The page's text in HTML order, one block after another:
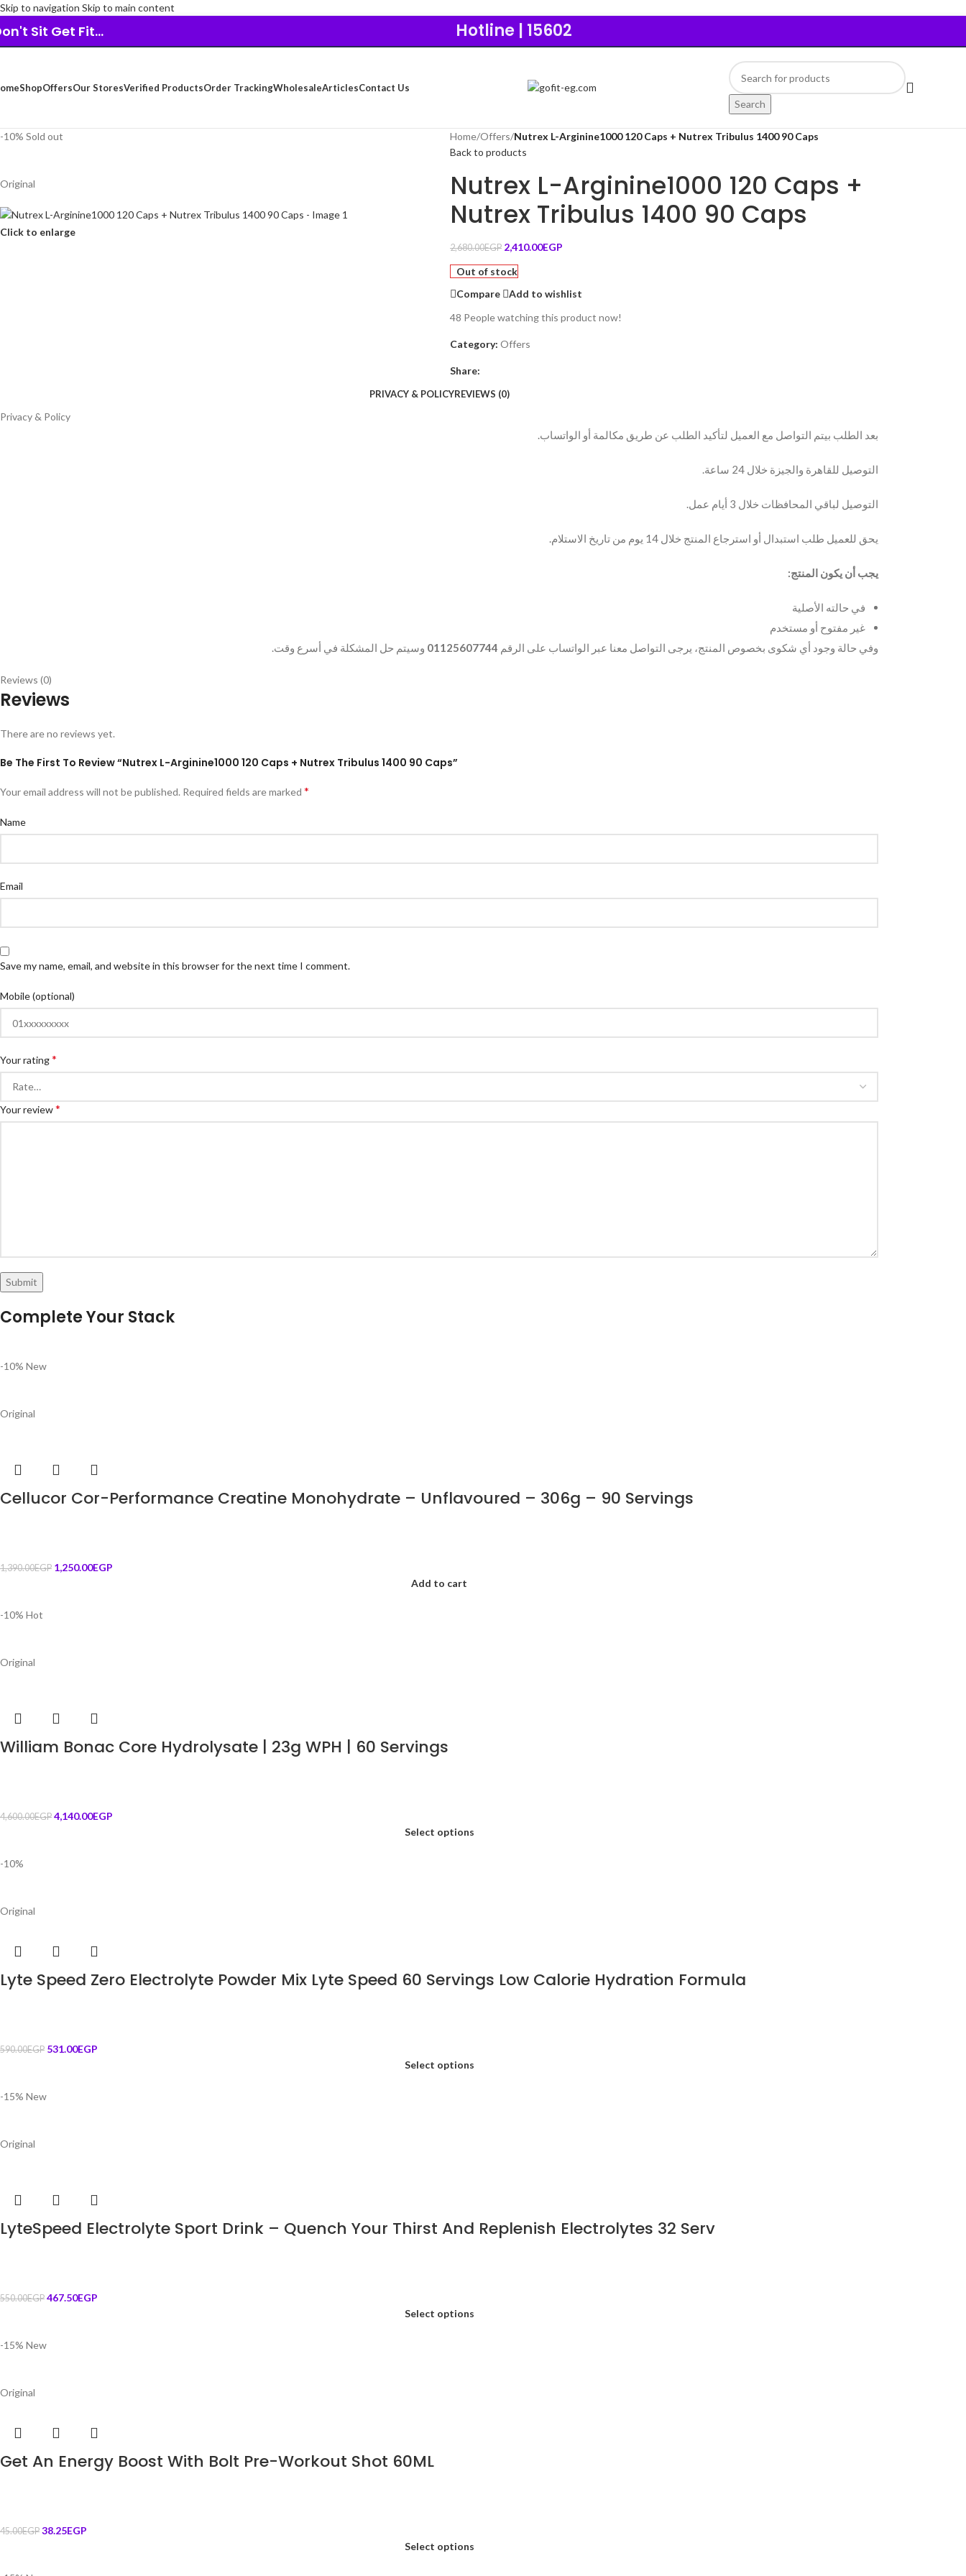
Skip to navigation Skip to main content
Sit Get Fit... Hotline | 15602
ShopOffersOur StoresVerified ProductsOrder TrackingWholesaleArticlesContact Us
Search
-10% Sold out
Original
Click to enlarge
Home/Offers/Nutrex L-Arginine1000 120 Caps + Nutrex Tribulus 1400 90 Caps
Back to products
Nutrex L-Arginine1000 120 Caps +
Nutrex Tribulus 1400 90 Caps
2,680.00EGP 2,410.00EGP
Out of stock
Compare
Add to wishlist
48 People watching this product now!
Category: Offers
Share:
PRIVACY & POLICYREVIEWS (0)
Privacy & Policy
بعد الطلب بيتم التواصل مع العميل لتأكيد الطلب عن طريق مكالمة أو الواتساب.
التوصيل للقاهرة والجيزة خلال 24 ساعة.
التوصيل لباقي المحافظات خلال 3 أيام عمل.
يحق للعميل طلب استبدال أو استرجاع المنتج خلال 14 يوم من تاريخ الاستلام.
يجب أن يكون المنتج:
في حالته الأصلية
غير مفتوح أو مستخدم
وفي حالة وجود أي شكوى بخصوص المنتج، يرجى التواصل معنا عبر الواتساب على الرقم 01125607744 وسيتم حل المشكلة في أسرع وقت.
Reviews (0)
Reviews
There are no reviews yet.
Be The First To Review “Nutrex L-Arginine1000 120 Caps + Nutrex Tribulus 1400 90 Caps”
Your email address will not be published. Required fields are marked *
Name
Email
Save my name, email, and website in this browser for the next time I comment.
Mobile (optional)
Your rating*
Your review*
-10% New
Original
Cellucor Cor-Performance Creatine Monohydrate – Unflavoured – 306g – 90 Servings
1,390.00EGP 1,250.00EGP
Add to cart
-10% Hot
Original
William Bonac Core Hydrolysate | 23g WPH | 60 Servings
4,600.00EGP 4,140.00EGP
Select options
-10%
Original
Lyte Speed Zero Electrolyte Powder Mix Lyte Speed 60 Servings Low Calorie Hydration Formula
590.00EGP 531.00EGP
Select options
-15% New
Original
LyteSpeed Electrolyte Sport Drink – Quench Your Thirst And Replenish Electrolytes 32 Serv
550.00EGP 467.50EGP
Select options
-15% New
Original
Get An Energy Boost With Bolt Pre-Workout Shot 60ML
45.00EGP 38.25EGP
Select options